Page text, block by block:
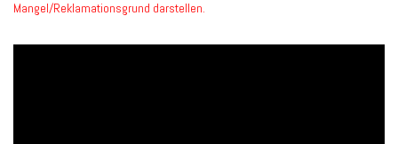
Mangel/Reklamationsgrund darstellen.